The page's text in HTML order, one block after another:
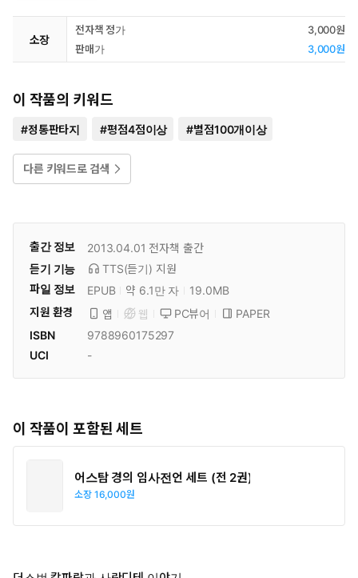
소장
전자책 정가
3,000원
판매가
3,000원
이 작품의 키워드
#정통판타지 #평점4점이상 #별점100개이상
다른 키워드로 검색
출간 정보 2013.04.01 전자책 출간
듣기 기능
TTS(듣기) 지원
파일 정보
EPUB 약 6.1만 자
19.0MB
지원 환경
앱 웹 PC뷰어
PAPER
ISBN
9788960175297
UCI
-
이 작품이 포함된 세트
어스탐 경의 임사전언 세트 (전 2권)
소장 16,000원